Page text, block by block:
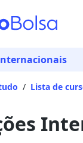
/ Lista de